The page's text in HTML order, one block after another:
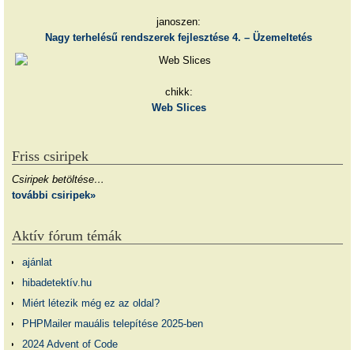
janoszen:
Nagy terhelésű rendszerek fejlesztése 4. – Üzemeltetés
chikk:
Web Slices
Friss csiripek
Csiripek betöltése…
további csiripek»
Aktív fórum témák
ajánlat
hibadetektív.hu
Miért létezik még ez az oldal?
PHPMailer mauális telepítése 2025-ben
2024 Advent of Code